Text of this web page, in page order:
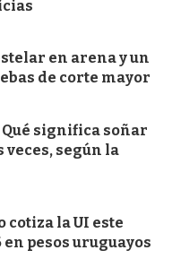
en arena y un
de corte mayor
significa soñar
según la
cotiza la UI este
pesos uruguayos